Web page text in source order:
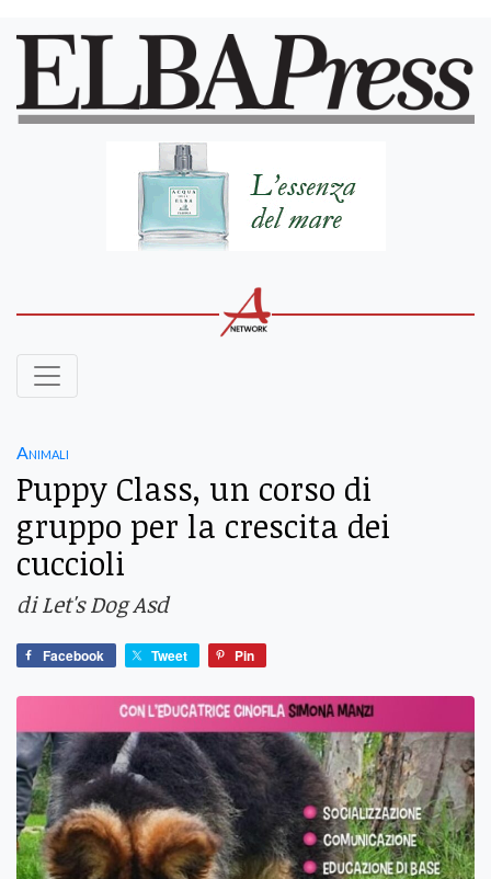
Animali
Puppy Class, un corso di
gruppo per la crescita dei
cuccioli
di Let's Dog Asd
Facebook Tweet Pin